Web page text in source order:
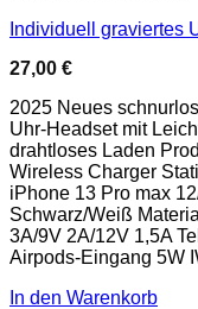
Individuell graviertes
27,00 €
2025 Neues
Uhr-Headset mit
drahtloses Laden
Wireless Charger
iPhone 13 Pro max
Schwarz/Weiß
3A/9V 2A/12V 1,5A
Airpods-Eingang 5W
In den Warenkorb